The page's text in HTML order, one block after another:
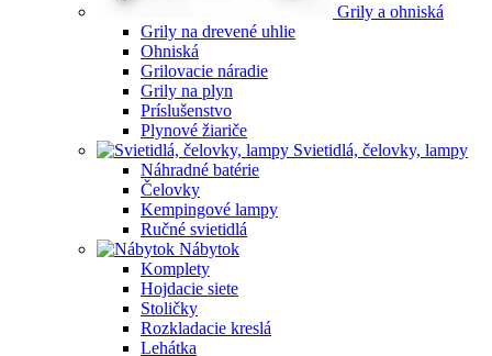
Grily a ohniská
Grily na drevené uhlie
Ohniská
Grilovacie náradie
Grily na plyn
Príslušenstvo
Plynové žiariče
Svietidlá, čelovky, lampy
Náhradné batérie
Čelovky
Kempingové lampy
Ručné svietidlá
Nábytok
Komplety
Hojdacie siete
Stoličky
Rozkladacie kreslá
Lehátka